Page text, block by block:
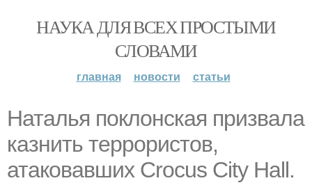
НАУКА ДЛЯ ВСЕХ ПРОСТЫМИ
СЛОВАМИ
главная новости статьи
Наталья поклонская призвала
казнить террористов,
атаковавших Crocus City Hall.